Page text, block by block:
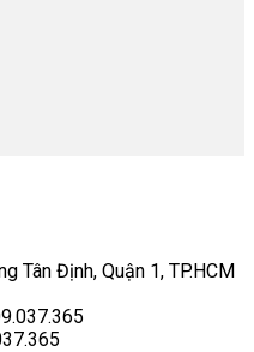
Tân Định, Quận 1, TP.HCM